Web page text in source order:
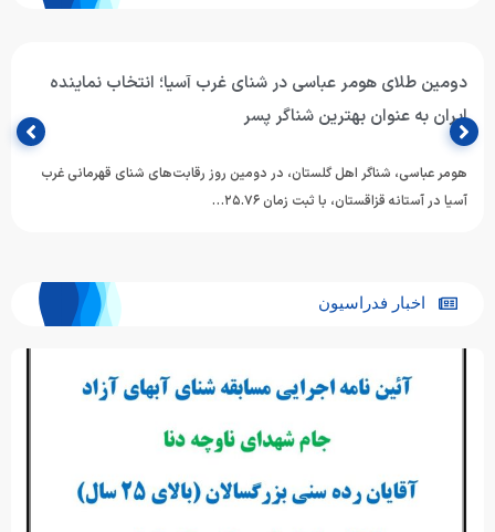
دومین طلای هومر عباسی در شنای غرب آسیا؛ انتخاب نماینده
ایران به عنوان بهترین شناگر پسر
هومر عباسی، شناگر اهل گلستان، در دومین روز رقابت‌های شنای قهرمانی غرب
آسیا در آستانه قزاقستان، با ثبت زمان ۲۵.۷۶…
اخبار فدراسیون